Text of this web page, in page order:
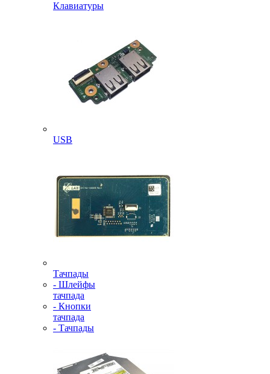
Клавиатуры
USB
Тачпады
- Шлейфы
тачпада
- Кнопки
тачпада
- Тачпады